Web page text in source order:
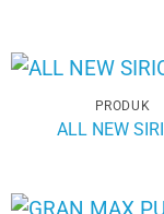
PRODUK
ALL NEW